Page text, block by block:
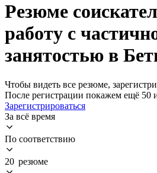
Резюме
работу с
занятостью в
Чтобы видеть все резюме,
После регистрации покажем ещё 50
Зарегистрироваться
За всё время
По соответствию
20 резюме